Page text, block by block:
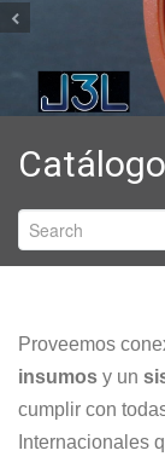
Los
Catálogo
En Contacto
Catálogo
Proveemos
insumos y un
cumplir con
Internacionales